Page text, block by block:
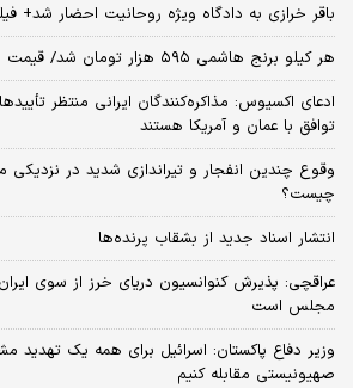
باقر خرازی به دادگاه ویژه روحانیت احضار شد+
هر کیلو برنج هاشمی ۵۹۵ هزار تومان شد/ قیمت جدید برنج در بازار
ادعای اکسیوس: مذاکره‌کنندگان ایرانی منتظر
توافق با عمان و آمریکا هستند
وقوع چندین انفجار و تیراندازی شدید در نزدیکی
چیست؟
انتشار اسناد جدید از بشقاب پرنده‌ها
عراقچی: پذیرش کنوانسیون دریای خرز از سوی
مجلس است
وزیر دفاع پاکستان: اسرائیل برای همه یک تهدید
صهیونیستی مقابله کنیم